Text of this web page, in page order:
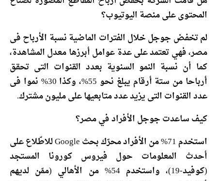
المحتوى على منصة اليوتيوب؟
لم تخفض جوجل خلال الفترات الماضية نسبة الأرباح فى
مصر، فهي تعتمد على عدة عوامل أبرزها معدل المشاهدة،
كما أن نسبة النمو السنوية بعدد القنوات التى تحقق
أرباحا من ستة أرقام يبلغ نحو 55%، وكذا 30% نموا فى
عدد القنوات التى يزيد عدد متابعيها على مليون مشترك.
كيف ساعدت جوجل الأفراد في مصر؟
استخدم 71% من الأفراد محرّك بحث Google للاطّلاع على
أحدث المعلومات حول فيروس كورونا المستجد
(كوفيد-19)، واستخدم 54% من الأهالي (ممّن لديهم